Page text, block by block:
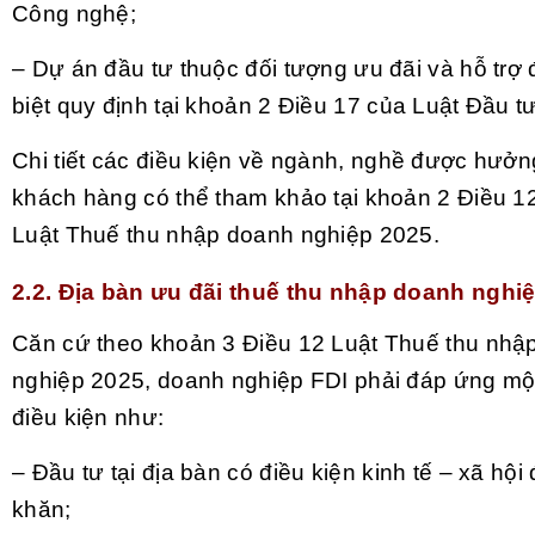
Công nghệ;
– Dự án đầu tư thuộc đối tượng ưu đãi và hỗ trợ
biệt quy định tại khoản 2 Điều 17 của Luật Đầu
Chi tiết các điều kiện về ngành, nghề được
khách hàng có thể tham khảo tại khoản 2 Điều
Luật Thuế thu nhập doanh nghiệp 2025.
2.2. Địa bàn ưu đãi thuế thu nhập doanh
Căn cứ theo khoản 3 Điều 12 Luật Thuế thu
nghiệp 2025, doanh nghiệp FDI phải đáp ứng
điều kiện như:
– Đầu tư tại địa bàn có điều kiện kinh tế – xã hội
khăn;